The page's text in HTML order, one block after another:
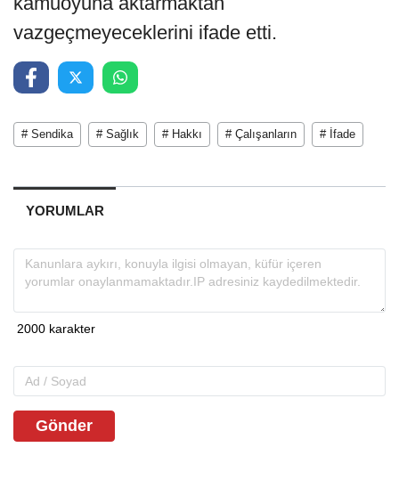
vazgeçmeyeceklerini ifade etti.
# Sendika # Sağlık # Hakkı # Çalışanların # İfade
YORUMLAR
Gönder